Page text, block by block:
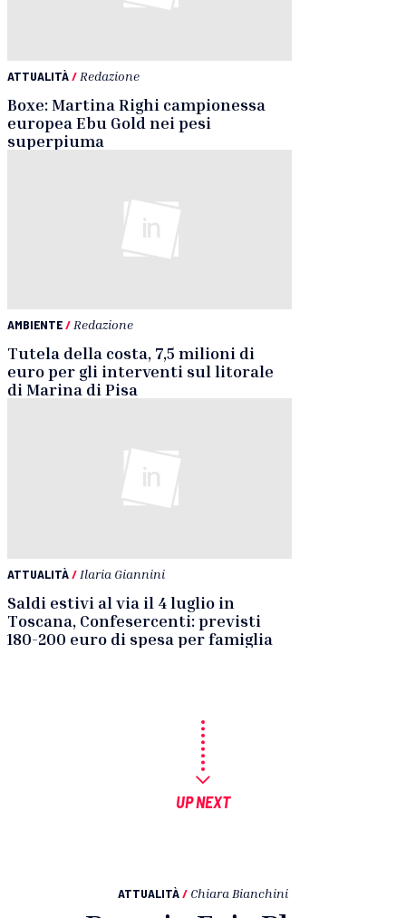
ATTUALITÀ/ Redazione
Boxe: Martina Righi campionessa
europea Ebu Gold nei pesi
superpiuma
AMBIENTE/ Redazione
Tutela della costa, 7,5 milioni di
euro per gli interventi sul litorale
di Marina di Pisa
ATTUALITÀ/ Ilaria Giannini
Saldi estivi al via il 4 luglio in
Toscana, Confesercenti: previsti
180-200 euro di spesa per famiglia
UP NEXT
ATTUALITÀ/ Chiara Bianchini